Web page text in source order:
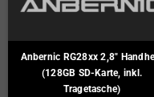
Anbernic RG28xx 2,8"
(128GB SD-Karte, inkl.
Tragetasche)